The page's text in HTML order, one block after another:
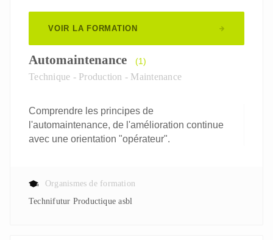
VOIR LA FORMATION
Automaintenance (1)
Technique - Production - Maintenance
Comprendre les principes de
l'automaintenance, de l'amélioration continue
avec une orientation "opérateur".
Organismes de formation
Technifutur Productique asbl